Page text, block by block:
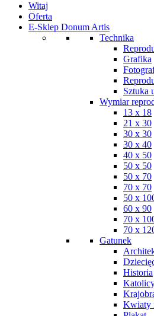
Witaj
Oferta
E-Sklep Donum Artis
Technika
Grafika
Sztuka
Wymiar
13 x 18
21 x 30
30 x 30
30 x 40
40 x 50
50 x 50
50 x 70
70 x 70
50 x
60 x 90
70 x
70 x
Gatunek
Historia
Kwiaty